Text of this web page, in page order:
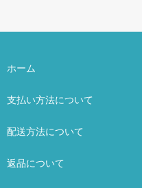
ホーム
支払い方法について
配送方法について
返品について